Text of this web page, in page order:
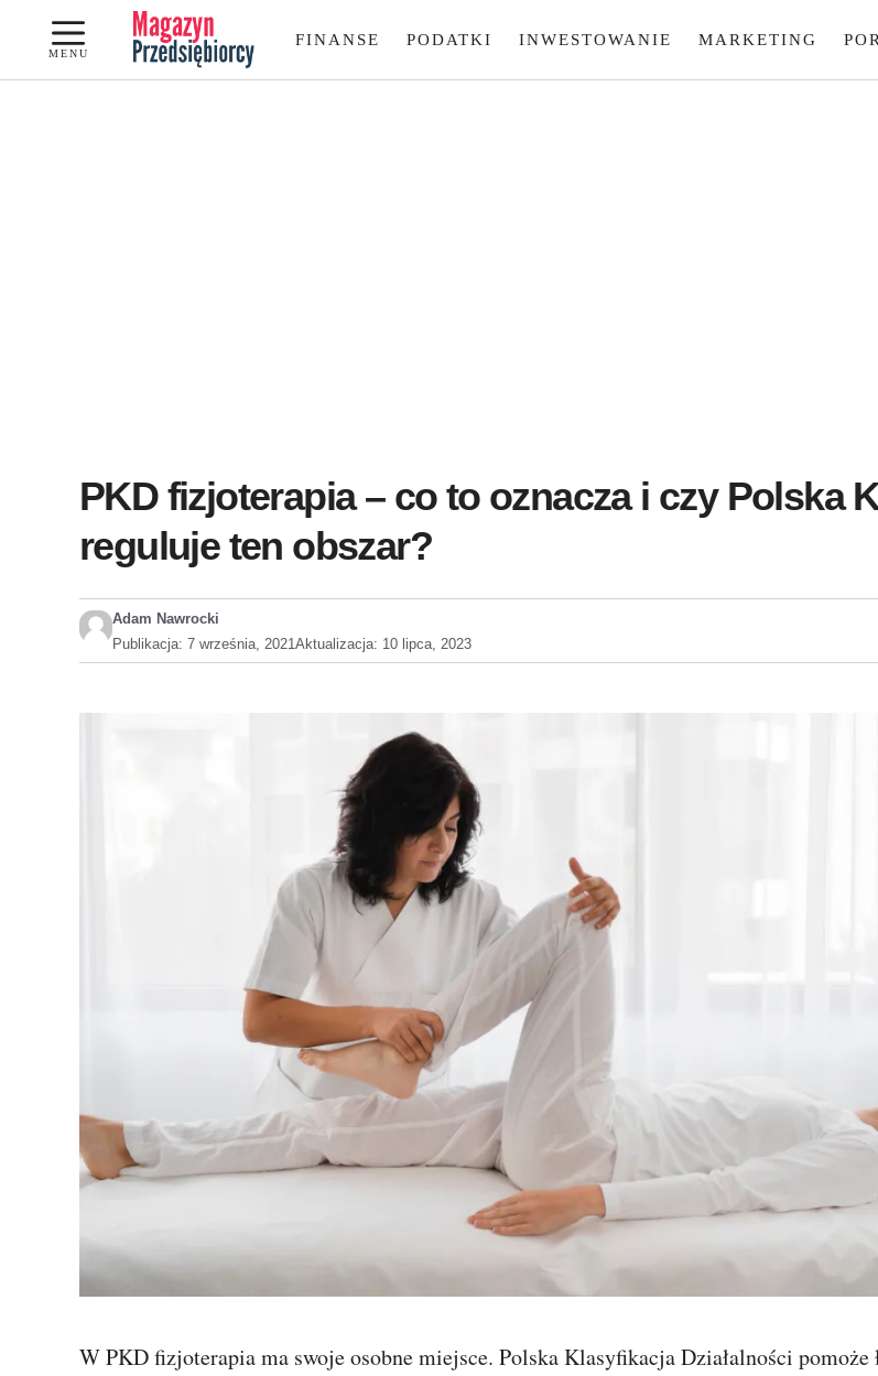
Przejdź
treści
MENU
FINANSE PODATKI INWESTOWANIE MARKETING
PKD fizjoterapia – co to oznacza i czy Polska
reguluje ten obszar?
Adam Nawrocki
Publikacja: 7 września, 2021Aktualizacja: 10 lipca, 2023
W PKD fizjoterapia ma swoje osobne miejsce. Polska Klasyfikacja Działalności pomoże